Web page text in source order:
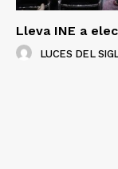
Lleva INE a
LUCES DEL